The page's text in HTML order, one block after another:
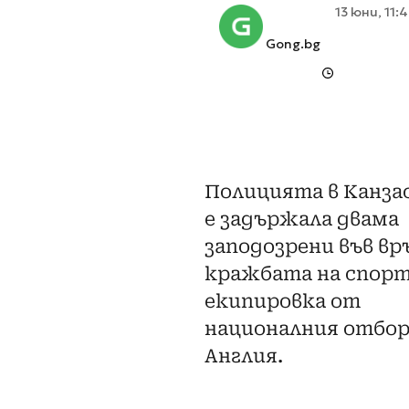
Gong.bg
13 юни,
Полицията в
е задържала двама
заподозрени във
кражбата на
екипировка от
националния
Англия.